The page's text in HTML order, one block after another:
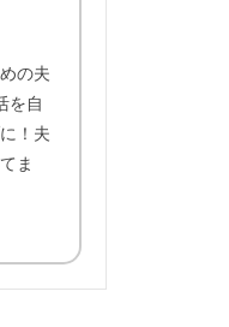
の夫
を自
！夫
ま